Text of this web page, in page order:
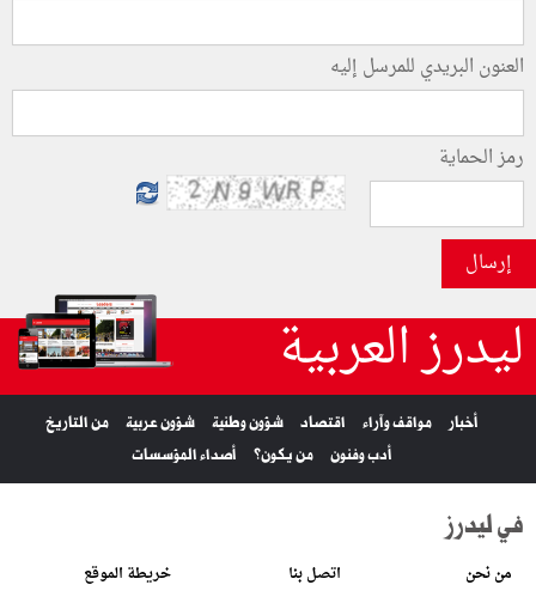
العنون البريدي للمرسل إليه
رمز الحماية
إرسال
ليدرز العربية
أخبار مواقف وآراء اقتصاد شؤون وطنية شؤون عربية
من التاريخ
أدب وفنون
من يكون؟ أصداء المؤسسات
في ليدرز
من نحن اتصل بنا خريطة الموقع